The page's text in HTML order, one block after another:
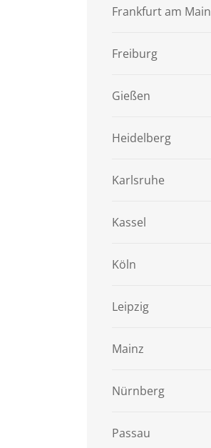
Frankfurt am Main
Freiburg
Gießen
Heidelberg
Karlsruhe
Kassel
Köln
Leipzig
Mainz
Nürnberg
Passau